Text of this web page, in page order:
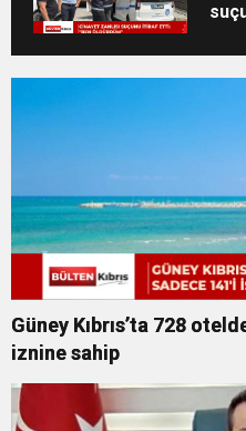
Güney Kıbrıs’ta 728
iznine sahip